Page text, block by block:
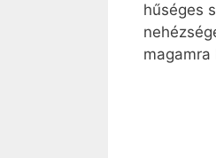
hűséges
magamra